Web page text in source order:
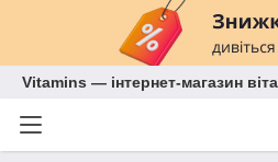
Vitamins — інтернет-магазин